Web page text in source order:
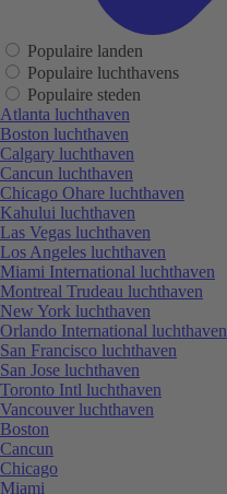
Populaire landen
Populaire luchthavens
Populaire steden
Atlanta luchthaven
Boston luchthaven
Calgary luchthaven
Cancun luchthaven
Chicago Ohare luchthaven
Kahului luchthaven
Las Vegas luchthaven
Los Angeles luchthaven
Miami International luchthaven
Montreal Trudeau luchthaven
New York luchthaven
Orlando International luchthaven
San Francisco luchthaven
San Jose luchthaven
Toronto Intl luchthaven
Vancouver luchthaven
Boston
Cancun
Chicago
Miami